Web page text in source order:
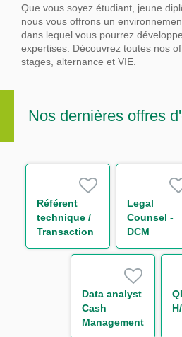
Que vous soyez étudiant, jeune
nous vous offrons un
dans lequel vous pourrez
expertises. Découvrez toutes nos
stages, alternance et VIE.
Nos dernières offres
Référent
technique /
Transaction
Regulatory
Reporting
Legal
Counsel -
DCM
Data analyst
Cash
Management